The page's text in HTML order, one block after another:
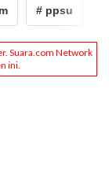
# ppsu